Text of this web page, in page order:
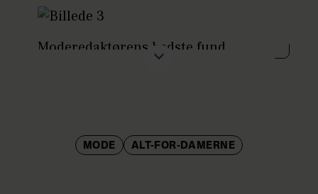
Moderedaktørens bedste fund
MODE ALT-FOR-DAMERNE